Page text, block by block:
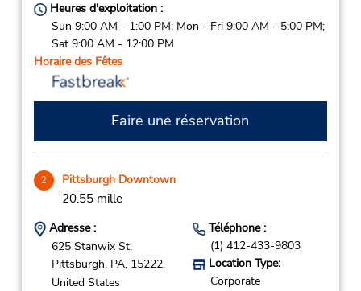
Heures d'exploitation :
Sun 9:00 AM - 1:00 PM; Mon - Fri 9:00 AM - 5:00 PM;
Sat 9:00 AM - 12:00 PM
Horaire des Fêtes
Faire une réservation
2 Pittsburgh Downtown
20.55 mille
Adresse :
625 Stanwix St,
Pittsburgh, PA, 15222,
United States
Téléphone :
(1) 412-433-9803
Location Type:
Corporate